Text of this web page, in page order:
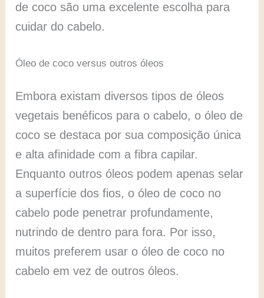
de coco são uma excelente escolha para
cuidar do cabelo.
Óleo de coco versus outros óleos
Embora existam diversos tipos de óleos
vegetais benéficos para o cabelo, o óleo de
coco se destaca por sua composição única
e alta afinidade com a fibra capilar.
Enquanto outros óleos podem apenas selar
a superfície dos fios, o óleo de coco no
cabelo pode penetrar profundamente,
nutrindo de dentro para fora. Por isso,
muitos preferem usar o óleo de coco no
cabelo em vez de outros óleos.